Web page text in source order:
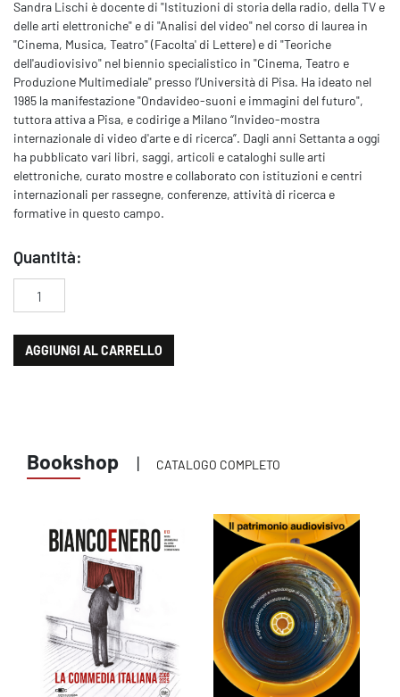
Sandra Lischi è docente di "Istituzioni di storia della radio, della TV e
delle arti elettroniche" e di "Analisi del video" nel corso di laurea in
"Cinema, Musica, Teatro" (Facolta' di Lettere) e di "Teoriche
dell'audiovisivo" nel biennio specialistico in "Cinema, Teatro e
Produzione Multimediale" presso l’Università di Pisa. Ha ideato nel
1985 la manifestazione "Ondavideo-suoni e immagini del futuro",
tuttora attiva a Pisa, e codirige a Milano “Invideo-mostra
internazionale di video d'arte e di ricerca”. Dagli anni Settanta a oggi
ha pubblicato vari libri, saggi, articoli e cataloghi sulle arti
elettroniche, curato mostre e collaborato con istituzioni e centri
internazionali per rassegne, conferenze, attività di ricerca e
formative in questo campo.
Quantità:
Visioni elettroniche. L'oltre del cinema e l'arte del video
AGGIUNGI AL CARRELLO
Bookshop | CATALOGO COMPLETO